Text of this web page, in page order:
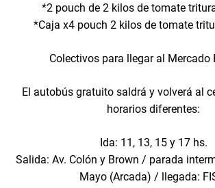
*2 pouch de 2 kilos de tomate
*Caja x4 pouch 2 kilos de tomate
Colectivos para llegar al Mercado
El autobús gratuito saldrá y volverá al
horarios diferentes:
Ida: 11, 13, 15 y 17 hs.
Salida: Av. Colón y Brown / parada
Mayo (Arcada) / llegada: